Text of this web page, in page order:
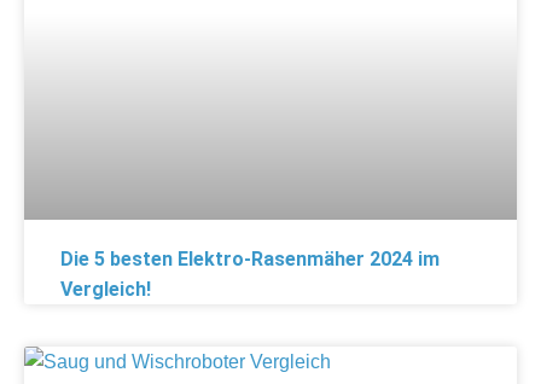
Die 5 besten Elektro-Rasenmäher 2024 im
Vergleich!